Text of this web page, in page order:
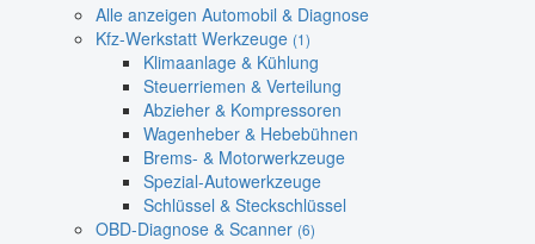
Alle anzeigen Automobil & Diagnose
Kfz-Werkstatt Werkzeuge (1)
Klimaanlage & Kühlung
Steuerriemen & Verteilung
Abzieher & Kompressoren
Wagenheber & Hebebühnen
Brems- & Motorwerkzeuge
Spezial-Autowerkzeuge
Schlüssel & Steckschlüssel
OBD-Diagnose & Scanner (6)